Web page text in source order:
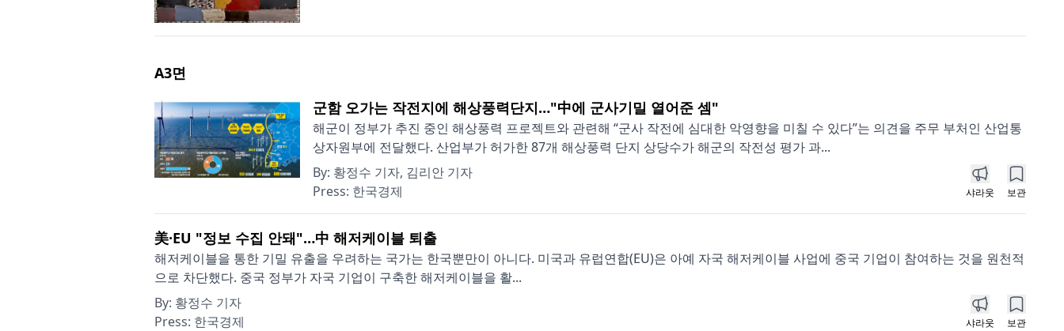
A3면
군함 오가는 작전지에 해상풍력단지…"中에 군사기밀 열어준 셈"
해군이 정부가 추진 중인 해상풍력 프로젝트와 관련해 “군사 작전에 심대한 악영향을 미칠 수 있다”는 의견을 주무 부처인 산업통
상자원부에 전달했다. 산업부가 허가한 87개 해상풍력 단지 상당수가 해군의 작전성 평가 과...
By: 황정수 기자, 김리안 기자
Press: 한국경제 샤라웃 보관
美·EU "정보 수집 안돼"…中 해저케이블 퇴출
해저케이블을 통한 기밀 유출을 우려하는 국가는 한국뿐만이 아니다. 미국과 유럽연합(EU)은 아예 자국 해저케이블 사업에 중국 기업이 참여하는 것을 원천적
으로 차단했다. 중국 정부가 자국 기업이 구축한 해저케이블을 활...
By: 황정수 기자
Press: 한국경제 샤라웃 보관